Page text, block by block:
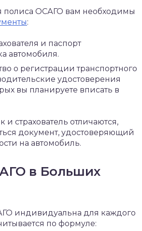
ОСАГО вам необходимы
:
и паспорт
автомобиля.
о регистрации транспортного
удостоверения
вы планируете вписать в
и страхователь отличаются,
документ, удостоверяющий
на автомобиль.
в Больших
индивидуальна для каждого
по формуле: